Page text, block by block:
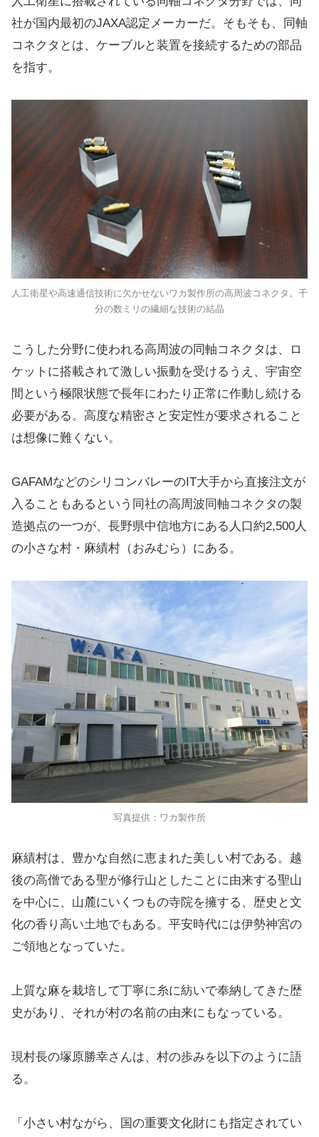
社が国内最初のJAXA認定メーカーだ。そもそも、同軸
コネクタとは、ケーブルと装置を接続するための部品
を指す。
人工衛星や高速通信技術に欠かせないワカ製作所の高周波コネクタ。千
分の数ミリの繊細な技術の結晶
こうした分野に使われる高周波の同軸コネクタは、ロ
ケットに搭載されて激しい振動を受けるうえ、宇宙空
間という極限状態で長年にわたり正常に作動し続ける
必要がある。高度な精密さと安定性が要求されること
は想像に難くない。
GAFAMなどのシリコンバレーのIT大手から直接注文が
入ることもあるという同社の高周波同軸コネクタの製
造拠点の一つが、長野県中信地方にある人口約2,500人
の小さな村・麻績村（おみむら）にある。
写真提供：ワカ製作所
麻績村は、豊かな自然に恵まれた美しい村である。越
後の高僧である聖が修行山としたことに由来する聖山
を中心に、山麓にいくつもの寺院を擁する、歴史と文
化の香り高い土地でもある。平安時代には伊勢神宮の
ご領地となっていた。
上質な麻を栽培して丁寧に糸に紡いで奉納してきた歴
史があり、それが村の名前の由来にもなっている。
現村長の塚原勝幸さんは、村の歩みを以下のように語
る。
「小さい村ながら、国の重要文化財にも指定されてい